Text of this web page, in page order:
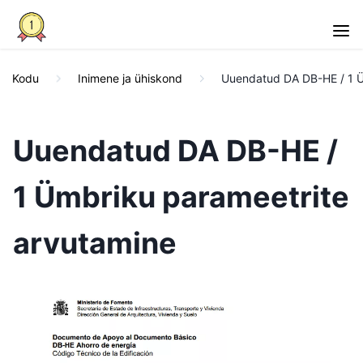
Kodu Inimene ja ühiskond Uuendatud DA DB-HE / 1
Uuendatud DA DB-HE /
1 Ümbriku parameetrite
arvutamine